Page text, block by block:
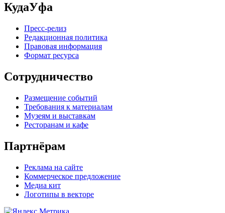
КудаУфа
Пресс-релиз
Редакционная политика
Правовая информация
Формат ресурса
Сотрудничество
Размещение событий
Требования к материалам
Музеям и выставкам
Ресторанам и кафе
Партнёрам
Реклама на сайте
Коммерческое предложение
Медиа кит
Логотипы в векторе